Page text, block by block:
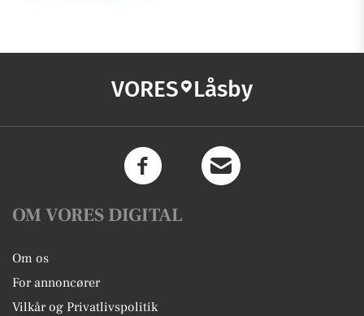
VORES Låsby
OM VORES DIGITAL
Om os
For annoncører
Vilkår og Privatlivspolitik